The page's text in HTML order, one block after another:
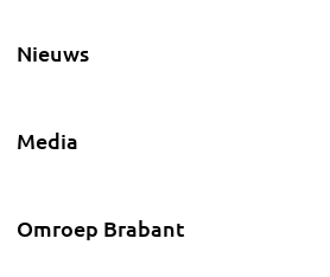
Nieuws
Media
Omroep Brabant